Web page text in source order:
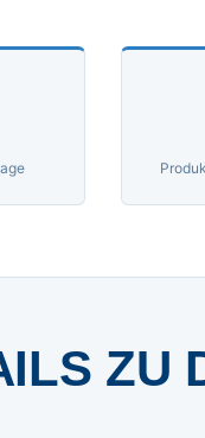
ZU